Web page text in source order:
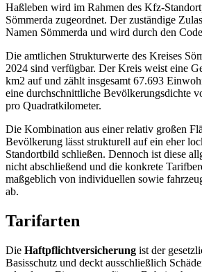
Haßleben wird im Rahmen des Kfz-
Sömmerda zugeordnet. Der zuständige
Namen Sömmerda und wird durch den
Die amtlichen Strukturwerte des Kreises
2024 sind verfügbar. Der Kreis weist eine
km2 auf und zählt insgesamt 67.693
eine durchschnittliche Bevölkerungsdichte
pro Quadratkilometer.
Die Kombination aus einer relativ großen
Bevölkerung lässt strukturell auf ein eher
Standortbild schließen. Dennoch ist diese
nicht abschließend und die konkrete
maßgeblich von individuellen sowie
ab.
Tarifarten
Die Haftpflichtversicherung ist der
Basisschutz und deckt ausschließlich